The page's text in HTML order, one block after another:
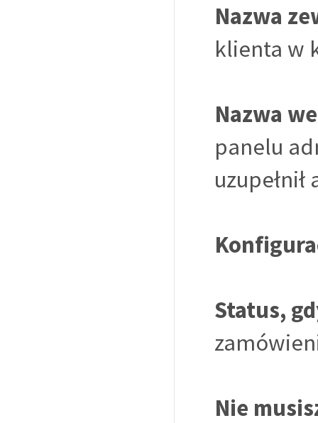
Nazwa
klienta w
Nazwa
panelu
Status,
Nie